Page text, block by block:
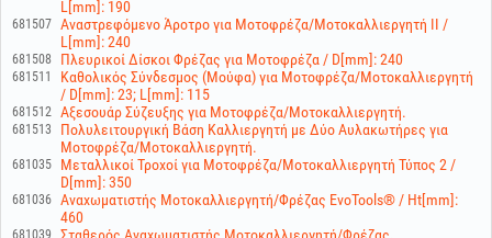
L[mm]: 190
681507 Αναστρεφόμενο Άροτρο για Μοτοφρέζα/Μοτοκαλλιεργητή II /
L[mm]: 240
681508 Πλευρικοί Δίσκοι Φρέζας για Μοτοφρέζα / D[mm]: 240
681511
Καθολικός Σύνδεσμος (Μούφα) για Μοτοφρέζα/Μοτοκαλλιεργητή
/ D[mm]: 23; L[mm]: 115
681512 Αξεσουάρ Σύζευξης για Μοτοφρέζα/Μοτοκαλλιεργητή.
681513
Πολυλειτουργική Βάση Καλλιεργητή με Δύο Αυλακωτήρες για
Μοτοφρέζα/Μοτοκαλλιεργητή.
681035
Μεταλλικοί Τροχοί για Μοτοφρέζα/Μοτοκαλλιεργητή Τύπος 2 /
D[mm]: 350
681036 Αναχωματιστής Μοτοκαλλιεργητή/Φρέζας EvoTools® / Ht[mm]:
460
681039